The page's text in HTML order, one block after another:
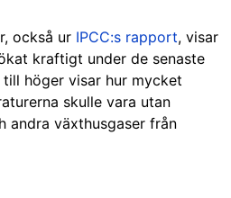
också ur IPCC:s rapport, visar
kraftigt under de senaste
till höger visar hur mycket
skulle vara utan
andra växthusgaser från